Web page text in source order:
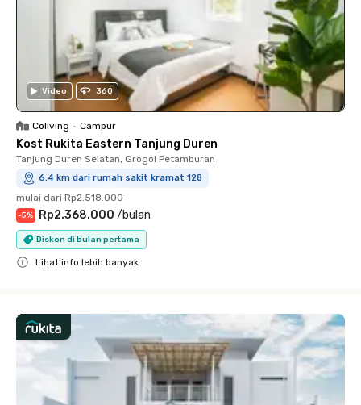
Video 360
Coliving • Campur
Kost Rukita Eastern Tanjung Duren
Tanjung Duren Selatan, Grogol Petamburan
6.4 km dari rumah sakit kramat 128
mulai dari Rp2.518.000
-5% Rp2.368.000 /bulan
Diskon di bulan pertama
Lihat info lebih banyak